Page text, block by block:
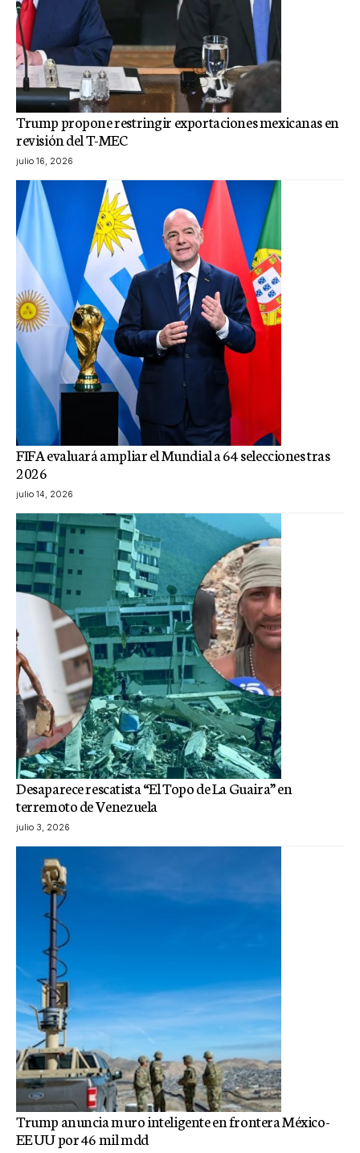
Trump propone restringir exportaciones mexicanas en
revisión del T-MEC
julio 16, 2026
FIFA evaluará ampliar el Mundial a 64 selecciones tras
2026
julio 14, 2026
Desaparece rescatista “El Topo de La Guaira” en
terremoto de Venezuela
julio 3, 2026
Trump anuncia muro inteligente en frontera México-
EE UU por 46 mil mdd